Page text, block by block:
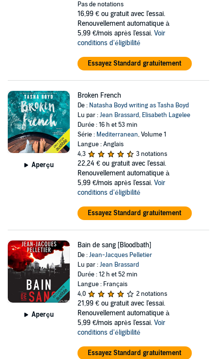
Pas de notations
16,99 € ou gratuit avec l'essai.
Renouvellement automatique à
5,99 €/mois après l'essai. Voir
conditions d'éligibilité
Essayez Standard gratuitement
Aperçu
Broken French
De : Natasha Boyd writing as Tasha Boyd
Lu par :Jean Brassard, Elisabeth Lagelee
Durée : 16 h et 53 min
Série : Mediterranean, Volume 1
Langue : Anglais
4,3
3 notations
22,24 € ou gratuit avec l'essai.
Renouvellement automatique à
5,99 €/mois après l'essai. Voir
conditions d'éligibilité
Essayez Standard gratuitement
Aperçu
Bain de sang [Bloodbath]
De :Jean-Jacques Pelletier
Lu par :Jean Brassard
Durée : 12 h et 52 min
Langue : Français
4,0
2 notations
21,99 € ou gratuit avec l'essai.
Renouvellement automatique à
5,99 €/mois après l'essai. Voir
conditions d'éligibilité
Essayez Standard gratuitement